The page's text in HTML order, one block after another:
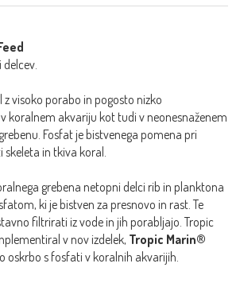
z visoko porabo in pogosto nizko
koralnem akvariju kot tudi v neonesnaženem
Fosfat je bistvenega pomena pri
skeleta in tkiva koral.
grebena netopni delci rib in planktona
ki je bistven za presnovo in rast. Te
filtrirati iz vode in jih porabljajo. Tropic
v nov izdelek, Tropic Marin®
oskrbo s fosfati v koralnih akvarijih.